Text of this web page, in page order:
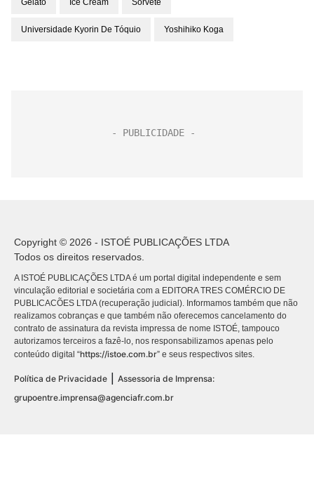
Gelato Ice Cream Sorvete
Universidade Kyorin De Tóquio Yoshihiko Koga
Copyright © 2026 - ISTOÉ PUBLICAÇÕES LTDA
Todos os direitos reservados.
A ISTOÉ PUBLICAÇÕES LTDA é um portal digital independente e sem
vinculação editorial e societária com a EDITORA TRES COMÉRCIO DE
PUBLICACÕES LTDA (recuperação judicial). Informamos também que não
realizamos cobranças e que também não oferecemos cancelamento do
contrato de assinatura da revista impressa de nome ISTOÉ, tampouco
autorizamos terceiros a fazê-lo, nos responsabilizamos apenas pelo
conteúdo digital “https://istoe.com.br” e seus respectivos sites.
Política de Privacidade
Assessoria de Imprensa:
grupoentre.imprensa@agenciafr.com.br